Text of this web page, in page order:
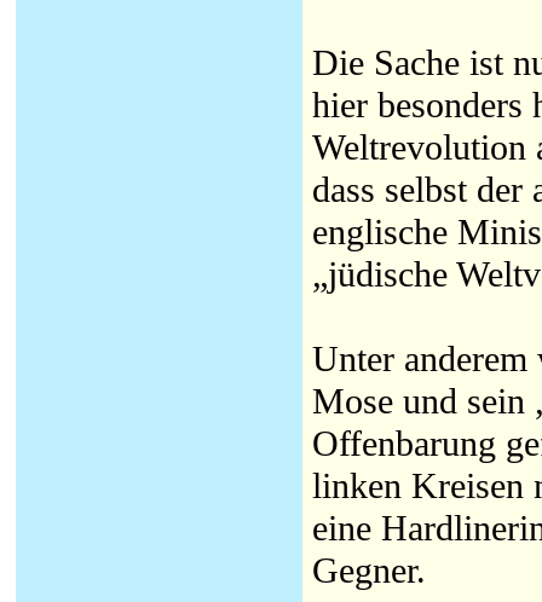
Die Sache ist
hier besonders
Weltrevolution
dass selbst
englische
„jüdische
Unter
Mose und sein
Offenbarung
linken Kreisen
eine
Gegner.